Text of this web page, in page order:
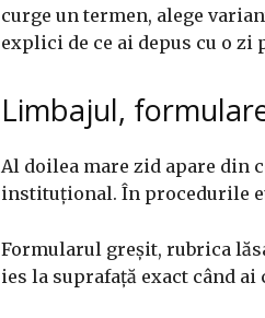
curge un termen, alege
explici de ce ai depus cu o zi
Limbajul,
Al doilea mare zid apare
instituțional. În procedurile
Formularul greșit, rubrica
ies la suprafață exact când